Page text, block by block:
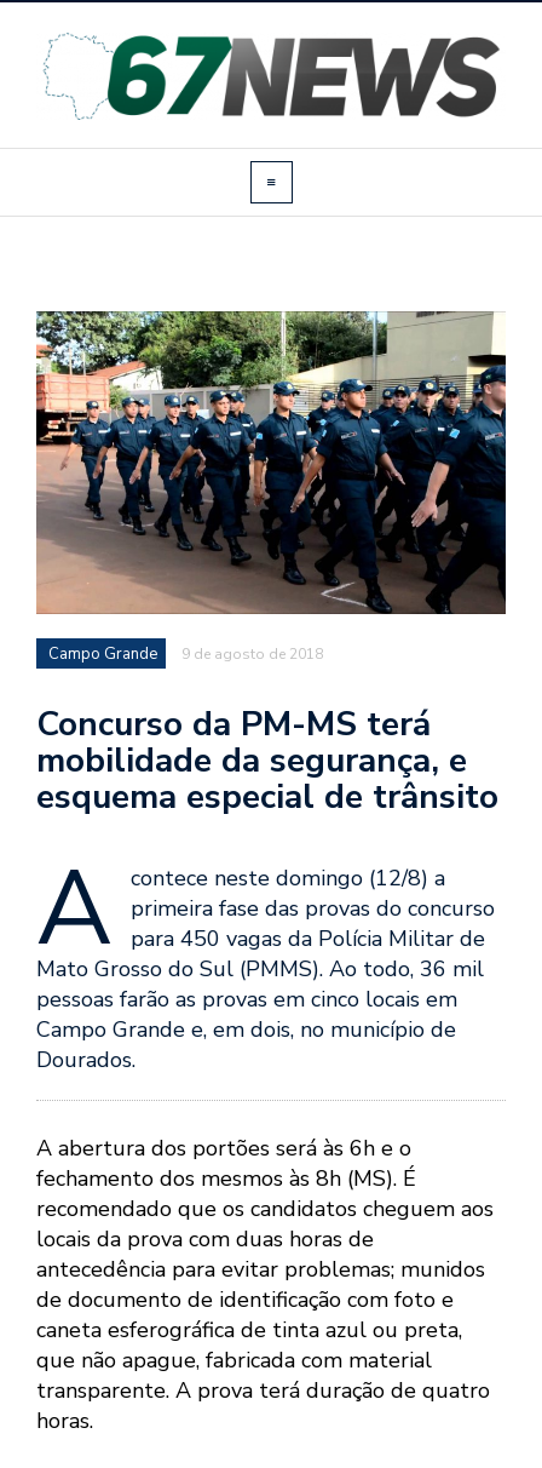
Campo Grande 9 de agosto de 2018
Concurso da PM-MS terá
mobilidade da segurança, e
esquema especial de trânsito
A
contece neste domingo (12/8) a
primeira fase das provas do concurso
para 450 vagas da Polícia Militar de
Mato Grosso do Sul (PMMS). Ao todo, 36 mil
pessoas farão as provas em cinco locais em
Campo Grande e, em dois, no município de
Dourados.
A abertura dos portões será às 6h e o
fechamento dos mesmos às 8h (MS). É
recomendado que os candidatos cheguem aos
locais da prova com duas horas de
antecedência para evitar problemas; munidos
de documento de identificação com foto e
caneta esferográfica de tinta azul ou preta,
que não apague, fabricada com material
transparente. A prova terá duração de quatro
horas.